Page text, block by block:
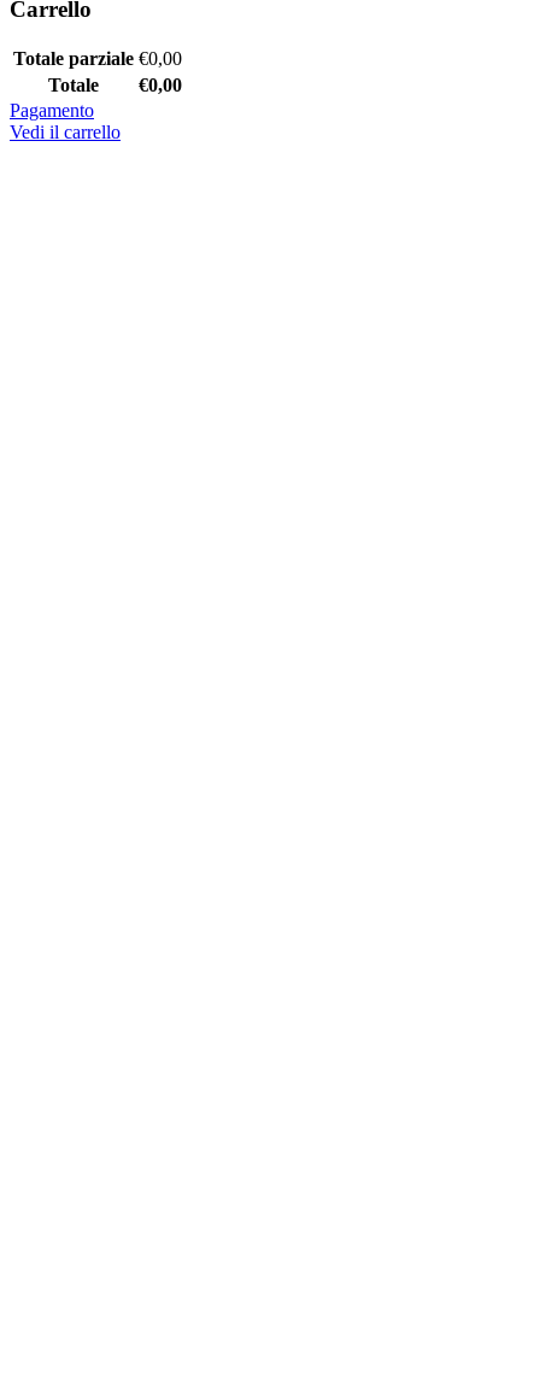
Carrello
Totale parziale €0,00
Totale
€0,00
Pagamento
Vedi il carrello